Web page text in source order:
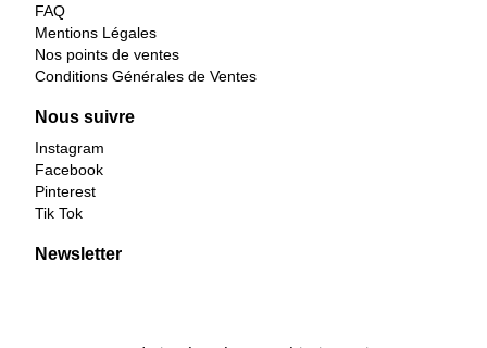
FAQ
Mentions Légales
Nos points de ventes
Conditions Générales de Ventes
Nous suivre
Instagram
Facebook
Pinterest
Tik Tok
Newsletter